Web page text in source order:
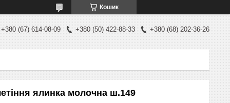
Кошик
+380 (67) 614-08-09 +380 (50) 422-88-33 +380 (68) 202-36-26
ялинка молочна ш.149